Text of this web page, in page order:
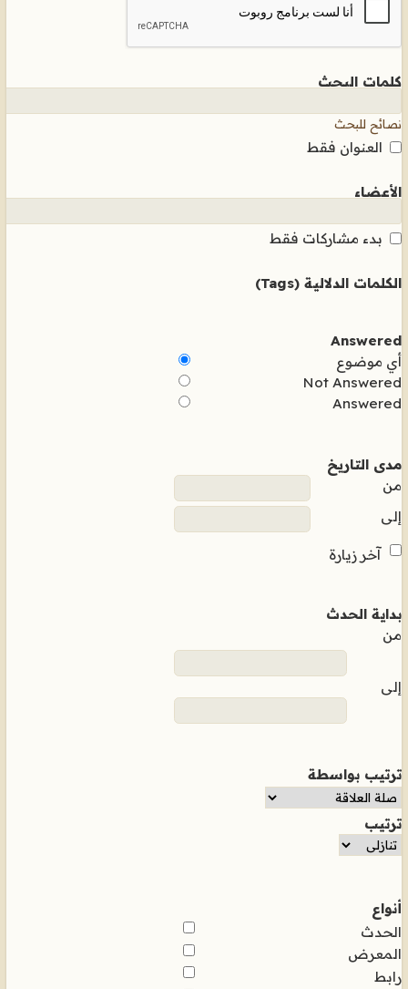
كلمات البحث
نصائح للبحث
العنوان فقط
الأعضاء
بدء مشاركات فقط
الكلمات الدلالية (Tags)
Answered
أي موضوع
Not Answered
Answered
مدى التاريخ
من
إلى
آخر زيارة
بداية الحدث
من
إلى
ترتيب بواسطة
ترتيب
أنواع
الحدث
المعرض
رابط